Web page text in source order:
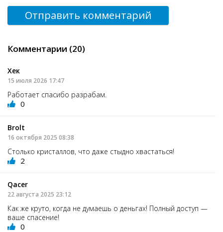
Отправить комментарий
Комментарии (20)
Хек
15 июля 2026 17:47
Работает спасибо разрабам.
0
Brolt
16 октября 2025 08:38
Столько кристаллов, что даже стыдно хвастаться!
2
Qacer
22 августа 2025 23:12
Как же круто, когда не думаешь о деньгах! Полный доступ —
ваше спасение!
0